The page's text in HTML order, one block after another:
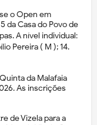
o Open em
da Casa do Povo de
A nível individual:
Pereira ( M ); 14.
da Malafaia
As inscrições
de Vizela para a